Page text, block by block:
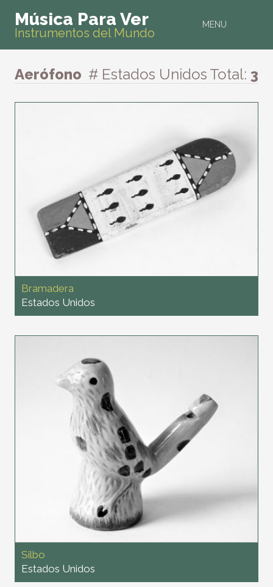
MENU
Música Para Ver
Instrumentos del Mundo
Aerófono # Estados Unidos Total: 3
Bramadera
Estados Unidos
Silbo
Estados Unidos